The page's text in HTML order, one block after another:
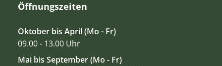
Öffnungszeiten
Oktober bis April (Mo - Fr)
09.00 - 13.00 Uhr
Mai bis September (Mo - Fr)